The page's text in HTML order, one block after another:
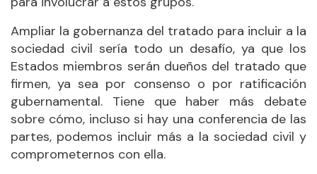
Ampliar la gobernanza del tratado para incluir a la
sociedad civil sería todo un desafío, ya que los
Estados miembros serán dueños del tratado que
firmen, ya sea por consenso o por ratificación
gubernamental. Tiene que haber más debate
sobre cómo, incluso si hay una conferencia de las
partes, podemos incluir más a la sociedad civil y
comprometernos con ella.